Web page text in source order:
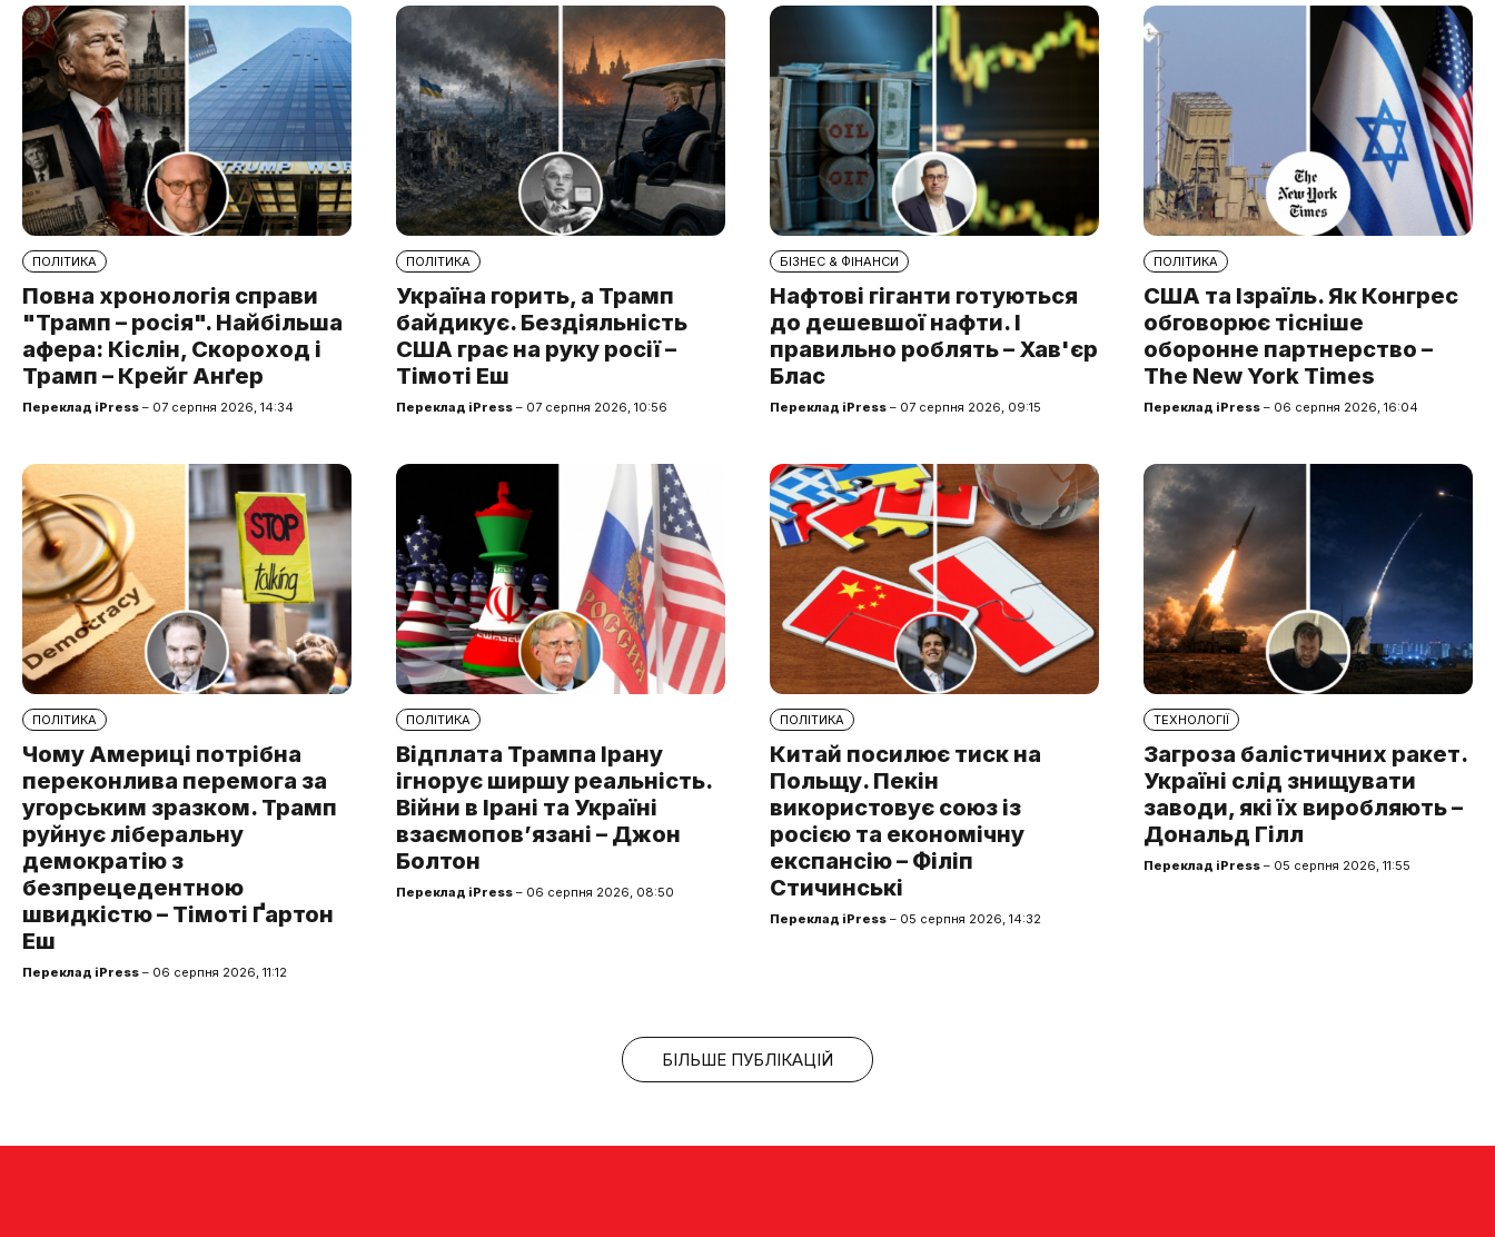
ПОЛІТИКА
Повна хронологія справи
"Трамп – росія". Найбільша
афера: Кіслін, Скороход і
Трамп – Крейг Анґер
Переклад iPress – 07 серпня 2026, 14:34
ПОЛІТИКА
Україна горить, а Трамп
байдикує. Бездіяльність
США грає на руку росії –
Тімоті Еш
Переклад iPress – 07 серпня 2026, 10:56
БІЗНЕС & ФІНАНСИ
Нафтові гіганти готуються
до дешевшої нафти. І
правильно роблять – Хав'єр
Блас
Переклад iPress – 07 серпня 2026, 09:15
ПОЛІТИКА
США та Ізраїль. Як Конгрес
обговорює тісніше
оборонне партнерство –
The New York Times
Переклад iPress – 06 серпня 2026, 16:04
ПОЛІТИКА
Чому Америці потрібна
переконлива перемога за
угорським зразком. Трамп
руйнує ліберальну
демократію з
безпрецедентною
швидкістю – Тімоті Ґартон
Еш
Переклад iPress – 06 серпня 2026, 11:12
ПОЛІТИКА
Відплата Трампа Ірану
ігнорує ширшу реальність.
Війни в Ірані та Україні
взаємопов’язані – Джон
Болтон
Переклад iPress – 06 серпня 2026, 08:50
ПОЛІТИКА
Китай посилює тиск на
Польщу. Пекін
використовує союз із
росією та економічну
експансію – Філіп
Стичинські
Переклад iPress – 05 серпня 2026, 14:32
ТЕХНОЛОГІЇ
Загроза балістичних ракет.
Україні слід знищувати
заводи, які їх виробляють –
Дональд Гілл
Переклад iPress – 05 серпня 2026, 11:55
БІЛЬШЕ ПУБЛІКАЦІЙ